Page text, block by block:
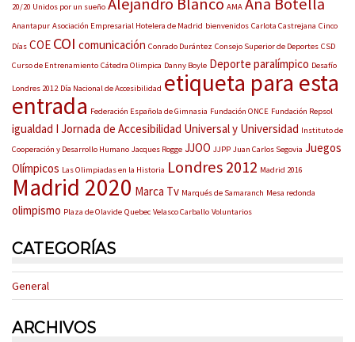
20/20 Unidos por un sueño AMA
Anantapur Asociación Empresarial Hotelera de Madrid bienvenidos Carlota Castrejana Cinco
Días COE COI comunicación Conrado Durántez Consejo Superior de Deportes CSD
Curso de Entrenamiento Cátedra Olimpica Danny Boyle Deporte paralímpico Desafío
Londres 2012 Día Nacional de Accesibilidad etiqueta para esta
entrada Federación Española de Gimnasia Fundación ONCE Fundación Repsol
igualdad I Jornada de Accesibilidad Universal y Universidad Instituto de
Cooperación y Desarrollo Humano Jacques Rogge JJOO JJPP Juan Carlos Segovia Juegos
Olímpicos Las Olimpiadas en la Historia Londres 2012 Madrid 2016
Madrid 2020 Marca Tv Marqués de Samaranch Mesa redonda
olimpismo Plaza de Olavide Quebec Velasco Carballo Voluntarios
CATEGORÍAS
General
ARCHIVOS